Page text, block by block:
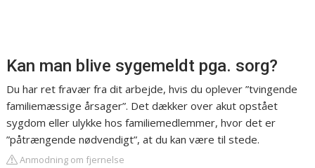
Kan man blive sygemeldt pga. sorg?
Du har ret fravær fra dit arbejde, hvis du oplever ”tvingende
familiemæssige årsager”. Det dækker over akut opstået
sygdom eller ulykke hos familiemedlemmer, hvor det er
”påtrængende nødvendigt”, at du kan være til stede.
Anmodning om fjernelse